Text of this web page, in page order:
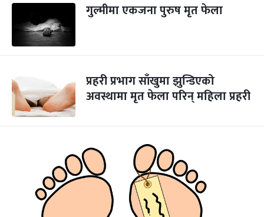
गुल्मीमा एकजना पुरुष मृत फेला
प्रहरी प्रभाग साँखुमा झुन्डिएको
अवस्थामा मृत फेला परिन् महिला प्रहरी